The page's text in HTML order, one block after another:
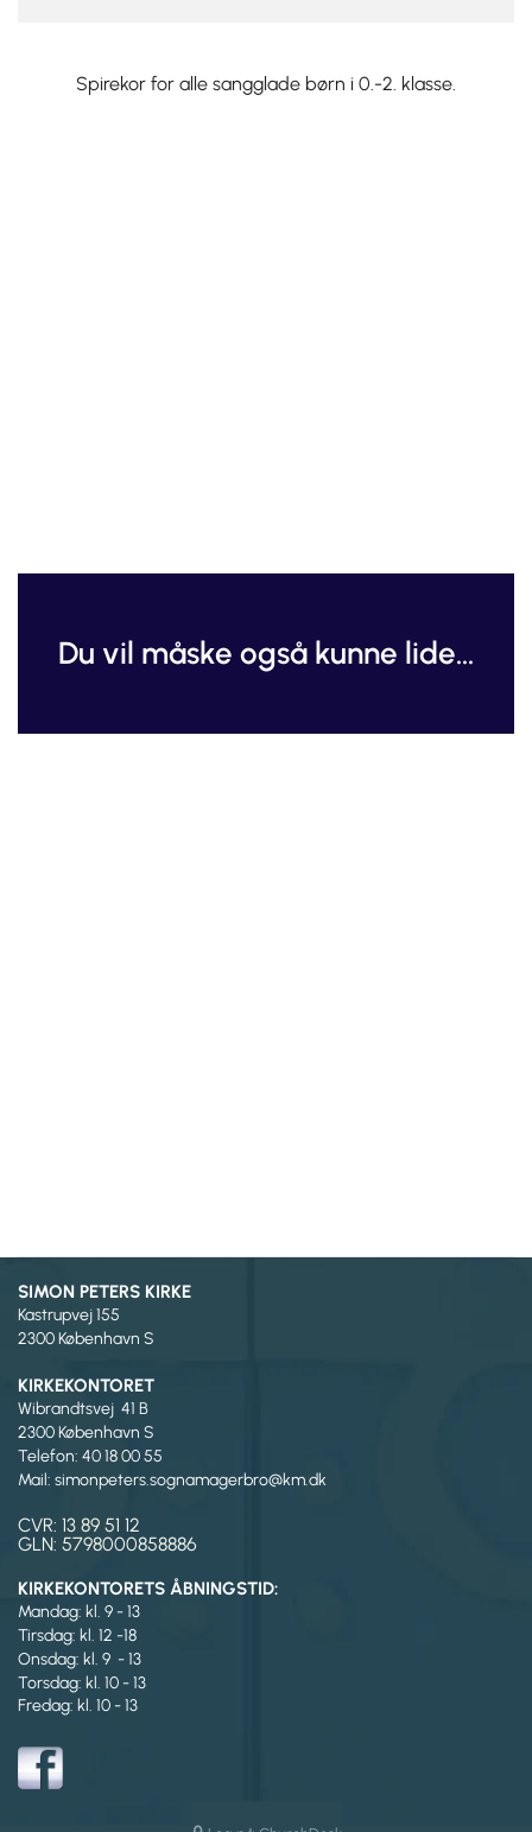
Spirekor for alle sangglade børn i 0.-2. klasse.
Du vil måske også kunne lide...
SIMON PETERS KIRKE
Kastrupvej 155
2300 København S
KIRKEKONTORET
Wibrandtsvej 41 B
2300 København S
Telefon: 40 18 00 55
Mail: simonpeters.sognamagerbro@km.dk
CVR: 13 89 51 12
GLN: 5798000858886
KIRKEKONTORETS ÅBNINGSTID:
Mandag: kl. 9 - 13
Tirsdag: kl. 12 -18
Onsdag: kl. 9 - 13
Torsdag: kl. 10 - 13
Fredag: kl. 10 - 13